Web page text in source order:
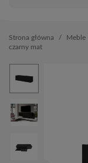
Strona główna Meble
czarny mat